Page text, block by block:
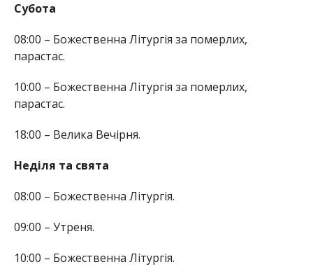
Субота
08:00 – Божественна Літургія за померлих,
парастас.
10:00 – Божественна Літургія за померлих,
парастас.
18:00 – Велика Вечірня.
Неділя та свята
08:00 – Божественна Літургія.
09:00 – Утреня.
10:00 – Божественна Літургія.